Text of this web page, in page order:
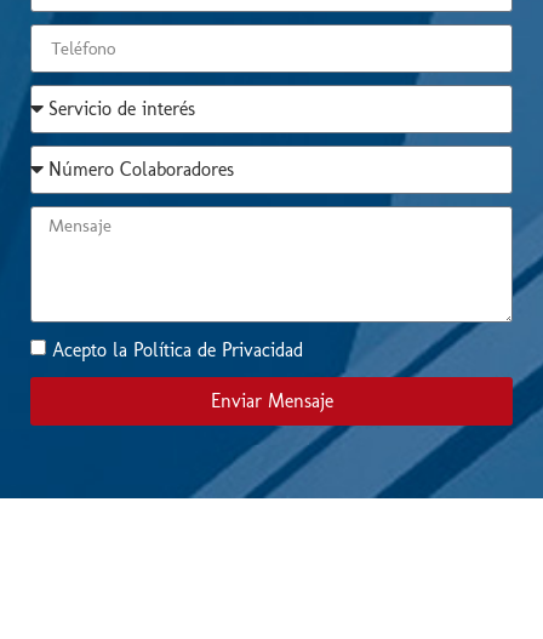
Acepto la Política de Privacidad
Enviar Mensaje